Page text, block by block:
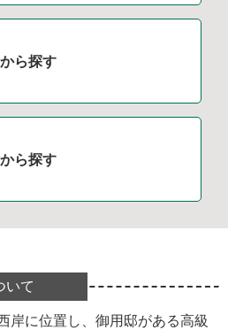
ら探す
ら探す
いて
岸に位置し、御用邸がある高級